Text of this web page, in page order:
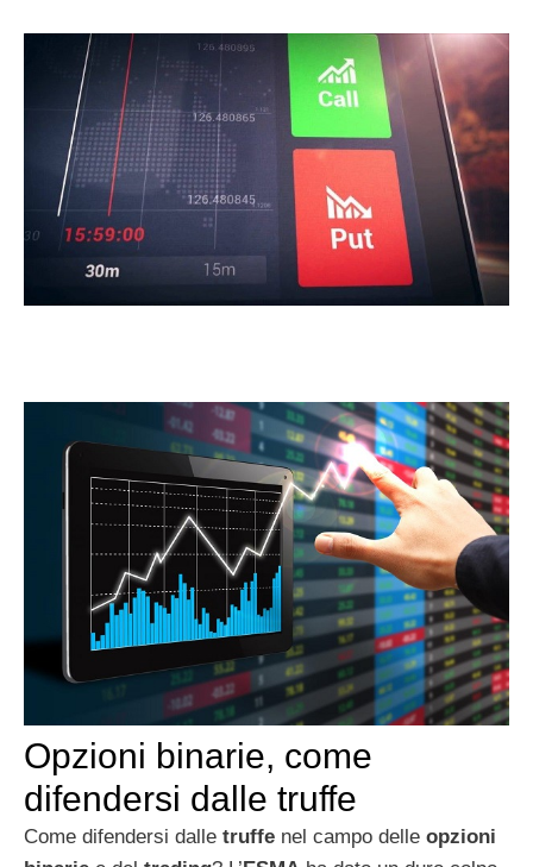
Opzioni binarie, come
difendersi dalle truffe
Come difendersi dalle truffe nel campo delle opzioni